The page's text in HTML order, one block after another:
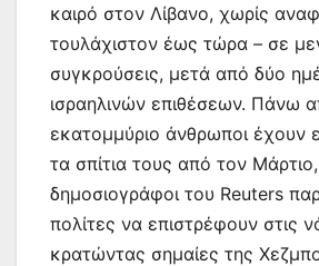
καιρό στον Λίβανο, χωρίς
τουλάχιστον έως τώρα – σε
συγκρούσεις, μετά από δύο
ισραηλινών επιθέσεων. Πάνω
εκατομμύριο άνθρωποι έχουν
τα σπίτια τους από τον
δημοσιογράφοι του Reuters
πολίτες να επιστρέφουν στις
κρατώντας σημαίες της